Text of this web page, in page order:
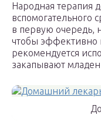
Народная терапия
вспомогательного
в первую очередь,
чтобы эффективно
рекомендуется
закапывают